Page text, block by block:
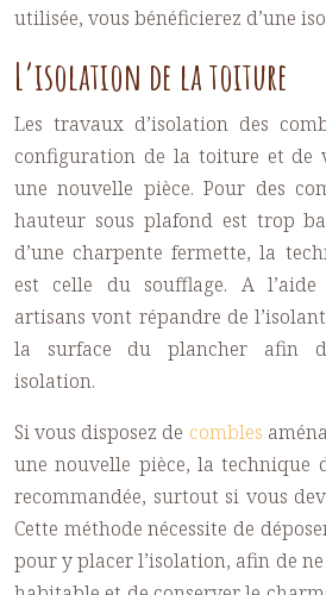
utilisée, vous bénéficierez d’une
L’isolation de la toiture
Les travaux d’isolation des
configuration de la toiture et de
une nouvelle pièce. Pour des
hauteur sous plafond est trop
d’une charpente fermette, la
est celle du soufflage. A l’aide
artisans vont répandre de
la surface du plancher afin
isolation.
Si vous disposez de combles
une nouvelle pièce, la technique
recommandée, surtout si vous
Cette méthode nécessite de
pour y placer l’isolation, afin de